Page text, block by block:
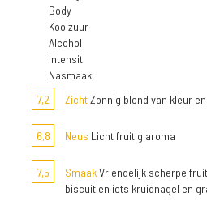
Body
Koolzuur
Alcohol
Intensit.
Nasmaak
7,2
ZichtZonnig blond van kleur
6,8 Neus Licht fruitig aroma
7,5 SmaakVriendelijk scherpe
biscuit en iets kruidnagel en